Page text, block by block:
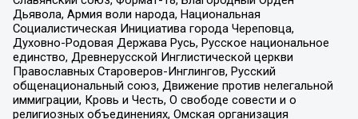
Дьявола, Армия воли народа, Национальная
Социалистическая Инициатива города Череповца,
Духовно-Родовая Держава Русь, Русское национальное
единство, Древнерусской Инглистической церкви
Православных Староверов-Инглингов, Русский
общенациональный союз, Движение против нелегальной
иммиграции, Кровь и Честь, О свободе совести и о
религиозных объединениях, Омская организация